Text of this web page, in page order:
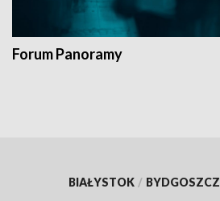
Forum Panoramy
BIAŁYSTOK / BYDGOSZCZ